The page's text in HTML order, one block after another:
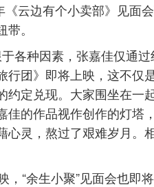
云边有个小卖部》见面
。
各种因素，张嘉佳仅通
团》即将上映，这不仅
定兑现。大家围坐在一
的作品视作创作的灯塔
灵，熬过了艰难岁月。
“余生小聚”见面会也即